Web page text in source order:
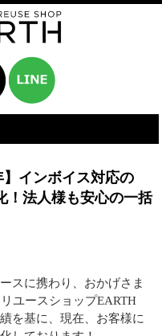
！法人様も安心の一括
スに携わり、おかげさま
ユースショップEARTH
を基に、現在、お客様に